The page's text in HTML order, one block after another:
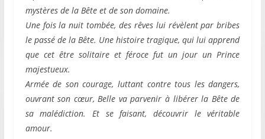
mystères de la Bête et de son domaine.
Une fois la nuit tombée, des rêves lui révèlent par bribes
le passé de la Bête. Une histoire tragique, qui lui apprend
que cet être solitaire et féroce fut un jour un Prince
majestueux.
Armée de son courage, luttant contre tous les dangers,
ouvrant son cœur, Belle va parvenir à libérer la Bête de
sa malédiction. Et se faisant, découvrir le véritable
amour.